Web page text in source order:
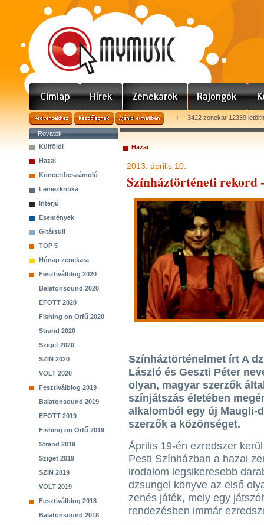
3422 zenekar 12339
Rovatok
Külföldi
Hazai
Koncertbeszámoló
Lemezkritika
Interjú
Események
Gitársuli
TOP 5
Hónap zenekara
Fesztiválblog 2020
Balatonsound 2020
EFOTT 2020
Fishing on Orfű 2020
Strand 2020
Sziget 2020
SZIN 2020
VOLT 2020
Fesztiválblog 2019
Balatonsound 2019
EFOTT 2019
Fishing on Orfű 2019
Strand 2019
Sziget 2019
SZIN 2019
VOLT 2019
Fesztiválblog 2018
Balatonsound 2018
Hazai
2013. április 10.
Színháztörténeti rekord
Színháztörténelmet írt A
László és Geszti Péter
olyan, magyar szerzők
színjátszás életében
alkalomból egy új Maugli-
szerzők a közönséget.
Április 19-én ezredszer
Pesti Színházban a hazai
irodalom legsikeresebb
dzsungel könyve az első
zenés játék, mely egy
rendezésben immár